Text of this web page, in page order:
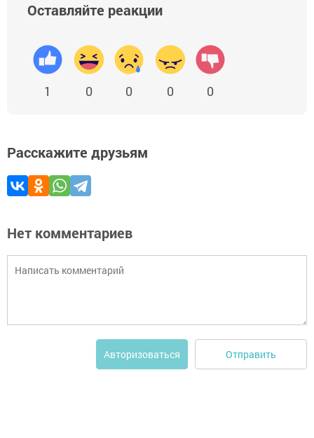
Оставляйте реакции
1 0 0 0 0
Расскажите друзьям
Нет комментариев
Авторизоваться Отправить